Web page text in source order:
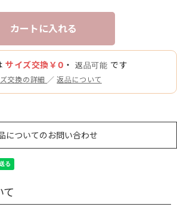
カートに入れる
サイズ交換￥0 ・返品可能 です
交換の詳細 ／返品について
についてのお問い合わせ
て